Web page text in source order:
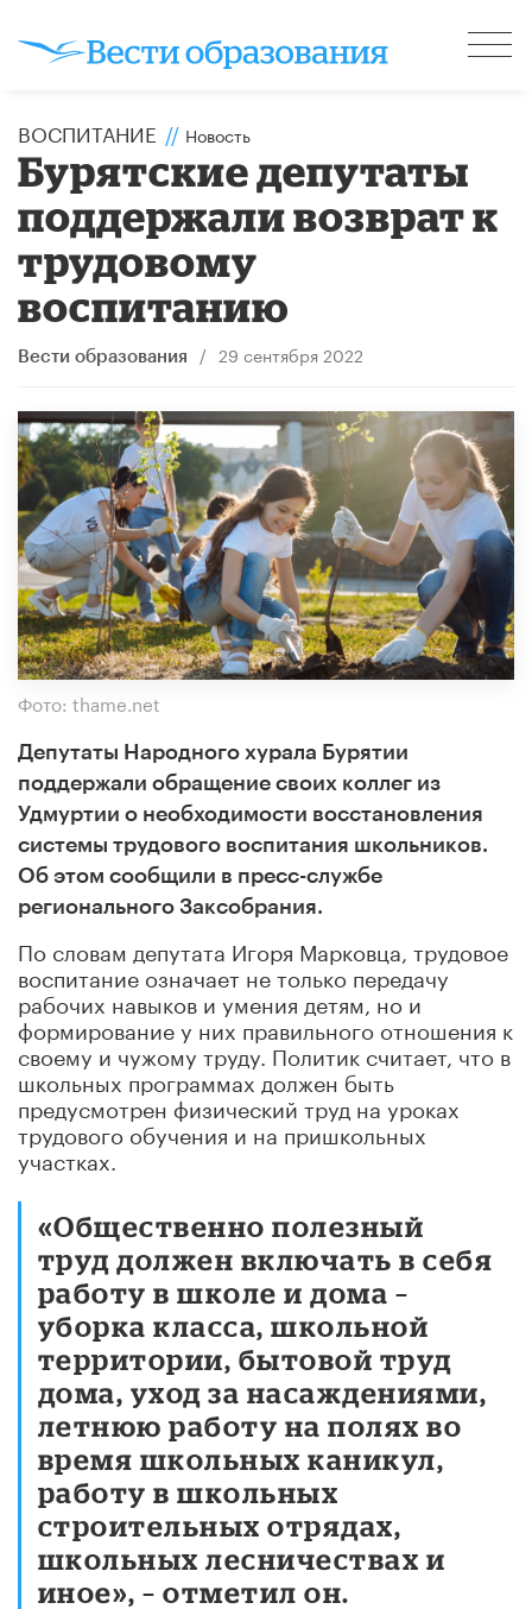
ВОСПИТАНИЕ // Новость
Бурятские депутаты
поддержали возврат к
трудовому
воспитанию
Вести образования / 29 сентября 2022
Фото: thame.net
Депутаты Народного хурала Бурятии
поддержали обращение своих коллег из
Удмуртии о необходимости восстановления
системы трудового воспитания школьников.
Об этом сообщили в пресс-службе
регионального Заксобрания.
По словам депутата Игоря Марковца, трудовое
воспитание означает не только передачу
рабочих навыков и умения детям, но и
формирование у них правильного отношения к
своему и чужому труду. Политик считает, что в
школьных программах должен быть
предусмотрен физический труд на уроках
трудового обучения и на пришкольных
участках.
«Общественно полезный
труд должен включать в себя
работу в школе и дома –
уборка класса, школьной
территории, бытовой труд
дома, уход за насаждениями,
летнюю работу на полях во
время школьных каникул,
работу в школьных
строительных отрядах,
школьных лесничествах и
иное», – отметил он.